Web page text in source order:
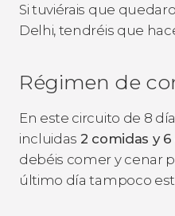
Si tuviérais que
Delhi, tendréis que
Régimen de
En este circuito de 8
incluidas 2 comidas y 6
debéis comer y cenar
último día tampoco